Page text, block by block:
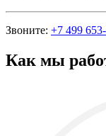
Звоните: +7 499
Как мы